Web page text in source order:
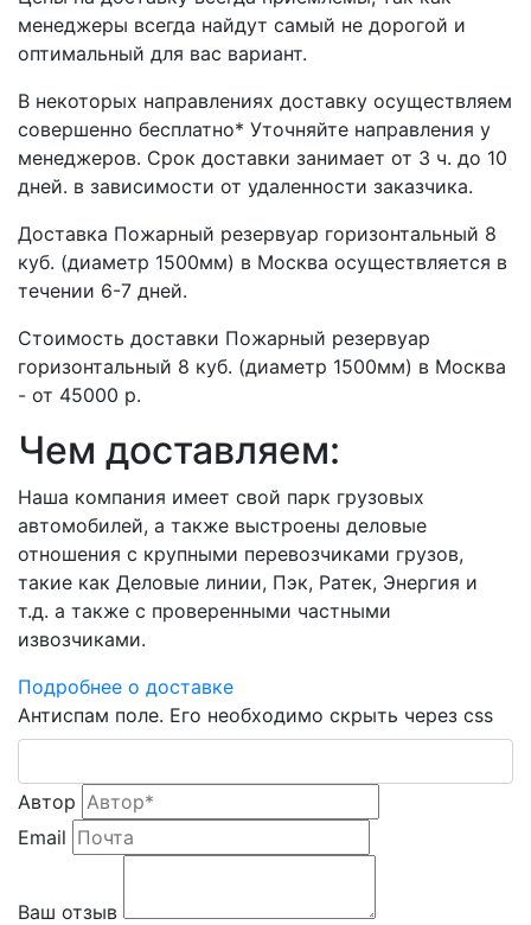
менеджеры всегда найдут самый не дорогой и
оптимальный для вас вариант.
В некоторых направлениях доставку осуществляем
совершенно бесплатно* Уточняйте направления у
менеджеров. Срок доставки занимает от 3 ч. до 10
дней. в зависимости от удаленности заказчика.
Доставка Пожарный резервуар горизонтальный 8
куб. (диаметр 1500мм) в Москва осуществляется в
течении 6-7 дней.
Стоимость доставки Пожарный резервуар
горизонтальный 8 куб. (диаметр 1500мм) в Москва
- от 45000 р.
Чем доставляем:
Наша компания имеет свой парк грузовых
автомобилей, а также выстроены деловые
отношения с крупными перевозчиками грузов,
такие как Деловые линии, Пэк, Ратек, Энергия и
т.д. а также с проверенными частными
извозчиками.
Подробнее о доставке
Антиспам поле. Его необходимо скрыть через css
Автор
Email
Ваш отзыв